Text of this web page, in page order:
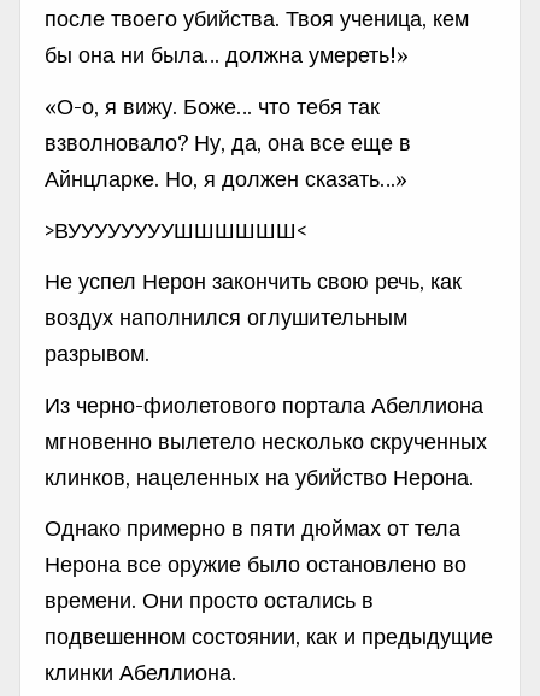
после твоего убийства. Твоя ученица, кем
бы она ни была… должна умереть!»
«О-о, я вижу. Боже… что тебя так
взволновало? Ну, да, она все еще в
Айнцларке. Но, я должен сказать…»
>ВУУУУУУУУШШШШШШ<
Не успел Нерон закончить свою речь, как
воздух наполнился оглушительным
разрывом.
Из черно-фиолетового портала Абеллиона
мгновенно вылетело несколько скрученных
клинков, нацеленных на убийство Нерона.
Однако примерно в пяти дюймах от тела
Нерона все оружие было остановлено во
времени. Они просто остались в
подвешенном состоянии, как и предыдущие
клинки Абеллиона.